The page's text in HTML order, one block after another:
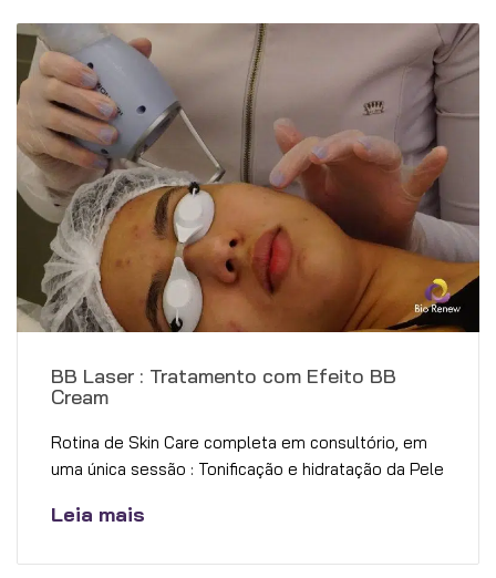
BB Laser : Tratamento com Efeito BB
Cream
Rotina de Skin Care completa em consultório, em
uma única sessão : Tonificação e hidratação da Pele
Leia mais